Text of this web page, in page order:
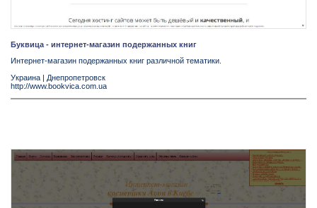
Буквица - интернет-магазин подержанных книг
Интернет-магазин подержанных книг различной тематики.
Украина | Днепропетровск
http://www.bookvica.com.ua